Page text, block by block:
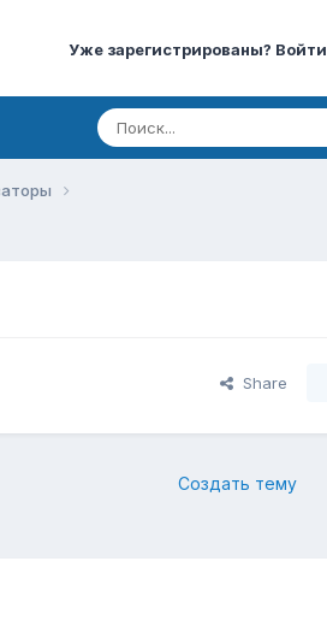
Уже зарегистрированы? Войти
Share
Создать тему